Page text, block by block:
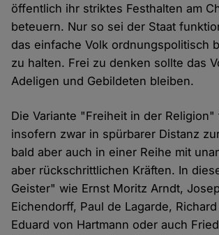
öffentlich ihr striktes Festhalten am
beteuern. Nur so sei der Staat
das einfache Volk ordnungspolitisch
zu halten. Frei zu denken sollte das
Adeligen und Gebildeten bleiben.
Die Variante "Freiheit in der Religion"
insofern zwar in spürbarer Distanz
bald aber auch in einer Reihe mit
aber rückschrittlichen Kräften. In
Geister" wie Ernst Moritz Arndt,
Eichendorff, Paul de Lagarde, Richard
Eduard von Hartmann oder auch